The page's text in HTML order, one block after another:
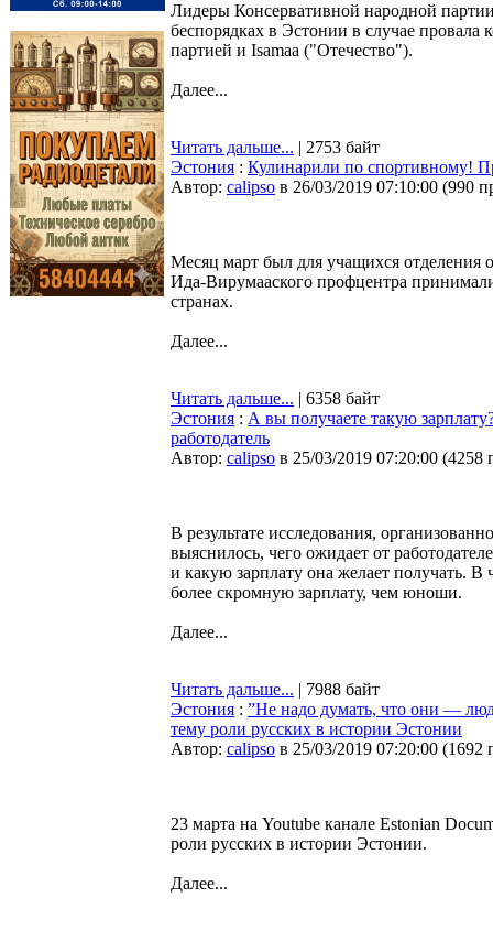
Лидеры Консервативной народной
беспорядках в Эстонии в случае провала
партией и Isamaa ("Отечество").
Далее...
Читать дальше... | 2753 байт
Эстония : Кулинарили по спортивному!
Автор: calipso в 26/03/2019 07:10:00 (990
Месяц март был для учащихся
Ида-Вирумааского профцентра
странах.
Далее...
Читать дальше... | 6358 байт
Эстония : А вы получаете такую
работодатель
Автор: calipso в 25/03/2019 07:20:00 (4258
В результате исследования,
выяснилось, чего ожидает от
и какую зарплату она желает получать. В
более скромную зарплату, чем юноши.
Далее...
Читать дальше... | 7988 байт
Эстония : ”Не надо думать, что они —
тему роли русских в истории Эстонии
Автор: calipso в 25/03/2019 07:20:00 (1692
23 марта на Youtube канале Estonian
роли русских в истории Эстонии.
Далее...